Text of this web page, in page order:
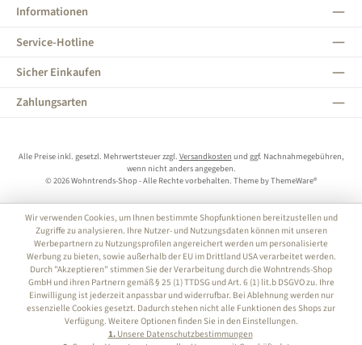
Informationen
Service-Hotline
Sicher Einkaufen
Zahlungsarten
Alle Preise inkl. gesetzl. Mehrwertsteuer zzgl. Versandkosten und ggf. Nachnahmegebühren,
wenn nicht anders angegeben.
© 2026 Wohntrends-Shop - Alle Rechte vorbehalten. Theme byThemeWare®
Wir verwenden Cookies, um Ihnen bestimmte Shopfunktionen bereitzustellen und
Zugriffe zu analysieren. Ihre Nutzer- und Nutzungsdaten können mit unseren
Werbepartnern zu Nutzungsprofilen angereichert werden um personalisierte
Werbung zu bieten, sowie außerhalb der EU im Drittland USA verarbeitet werden.
Durch "Akzeptieren" stimmen Sie der Verarbeitung durch die Wohntrends-Shop
GmbH und ihren Partnern gemäß § 25 (1) TTDSG und Art. 6 (1) lit.b DSGVO zu. Ihre
Einwilligung ist jederzeit anpassbar und widerrufbar. Bei Ablehnung werden nur
essenzielle Cookies gesetzt. Dadurch stehen nicht alle Funktionen des Shops zur
Verfügung. Weitere Optionen finden Sie in den Einstellungen.
1.Unsere Datenschutzbestimmungen